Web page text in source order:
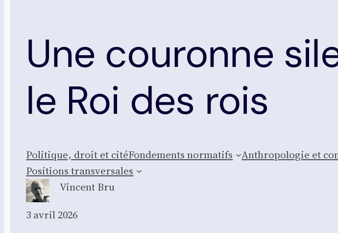
Une couronne
le Roi des rois
Poli­tique, droit et citéFon­de­ments nor­ma­tifs Anthro­po­lo­gie et
Posi­tions trans­ver­sales
Vincent Bru
3 avril 2026